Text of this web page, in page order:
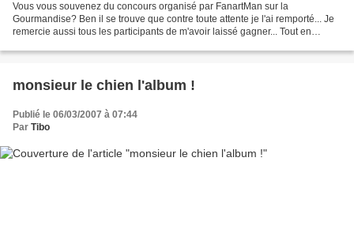
Vous vous souvenez du concours organisé par FanartMan sur la
Gourmandise? Ben il se trouve que contre toute attente je l'ai remporté... Je
remercie aussi tous les participants de m'avoir laissé gagner... Tout en
monsieur le chien l'album !
Publié le 06/03/2007 à 07:44
Par Tibo